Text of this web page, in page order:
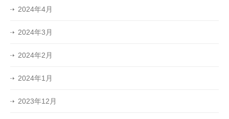
2024年4月
2024年3月
2024年2月
2024年1月
2023年12月